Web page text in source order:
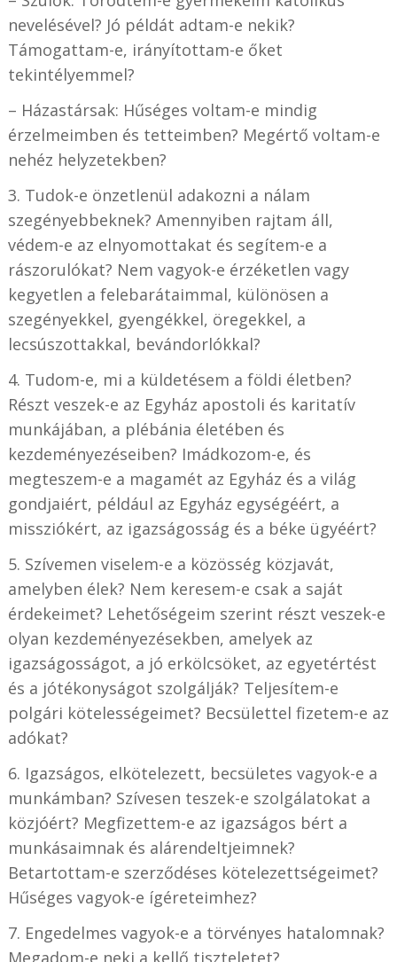
nevelésével? Jó példát adtam-e nekik?
Támogattam-e, irányítottam-e őket
tekintélyemmel?
– Házastársak: Hűséges voltam-e mindig
érzelmeimben és tetteimben? Megértő voltam-e
nehéz helyzetekben?
3. Tudok-e önzetlenül adakozni a nálam
szegényebbeknek? Amennyiben rajtam áll,
védem-e az elnyomottakat és segítem-e a
rászorulókat? Nem vagyok-e érzéketlen vagy
kegyetlen a felebarátaimmal, különösen a
szegényekkel, gyengékkel, öregekkel, a
lecsúszottakkal, bevándorlókkal?
4. Tudom-e, mi a küldetésem a földi életben?
Részt veszek-e az Egyház apostoli és karitatív
munkájában, a plébánia életében és
kezdeményezéseiben? Imádkozom-e, és
megteszem-e a magamét az Egyház és a világ
gondjaiért, például az Egyház egységéért, a
missziókért, az igazságosság és a béke ügyéért?
5. Szívemen viselem-e a közösség közjavát,
amelyben élek? Nem keresem-e csak a saját
érdekeimet? Lehetőségeim szerint részt veszek-e
olyan kezdeményezésekben, amelyek az
igazságosságot, a jó erkölcsöket, az egyetértést
és a jótékonyságot szolgálják? Teljesítem-e
polgári kötelességeimet? Becsülettel fizetem-e az
adókat?
6. Igazságos, elkötelezett, becsületes vagyok-e a
munkámban? Szívesen teszek-e szolgálatokat a
közjóért? Megfizettem-e az igazságos bért a
munkásaimnak és alárendeltjeimnek?
Betartottam-e szerződéses kötelezettségeimet?
Hűséges vagyok-e ígéreteimhez?
7. Engedelmes vagyok-e a törvényes hatalomnak?
Megadom-e neki a kellő tiszteletet?